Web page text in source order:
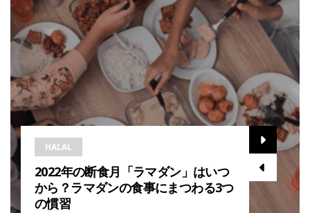
HALAL
2022年の断食月「ラマダン」はいつ
から？ラマダンの食事にまつわる3つ
の慣習